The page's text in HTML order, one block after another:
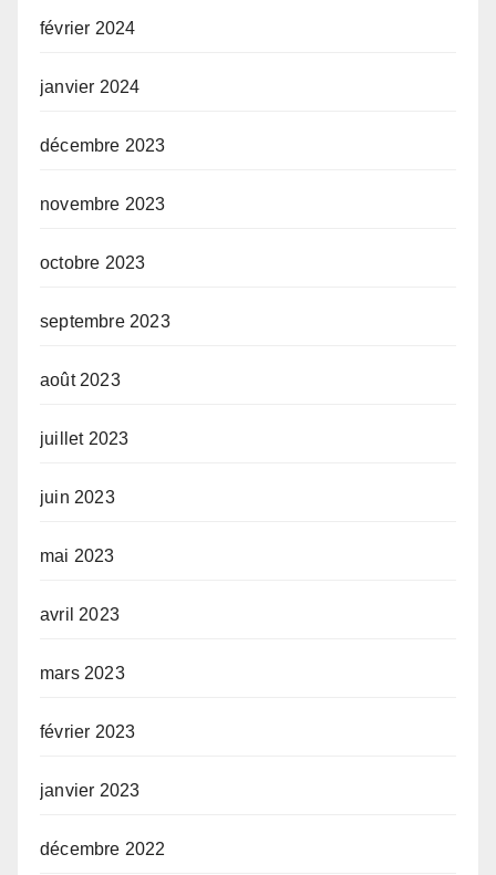
février 2024
janvier 2024
décembre 2023
novembre 2023
octobre 2023
septembre 2023
août 2023
juillet 2023
juin 2023
mai 2023
avril 2023
mars 2023
février 2023
janvier 2023
décembre 2022